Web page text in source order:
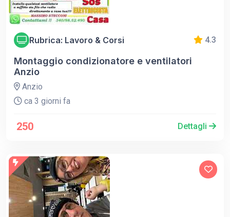
Rubrica: Lavoro & Corsi 4.3
Montaggio condizionatore e ventilatori
Anzio
Anzio
ca 3 giorni fa
250 Dettagli